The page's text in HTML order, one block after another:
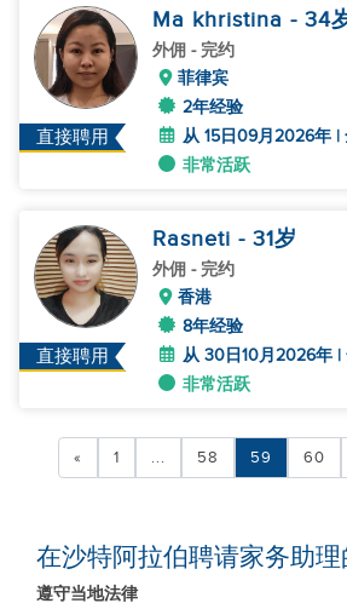
直接聘用
Ma khristina - 34
外佣 - 完约
菲律宾
2年经验
从 15日09月2026年 |
非常活跃
直接聘用
Rasneti - 31岁
外佣 - 完约
香港
8年经验
从 30日10月2026年 |
非常活跃
« 1 ... 58 59 60
在沙特阿拉伯聘请家务助理
遵守当地法律